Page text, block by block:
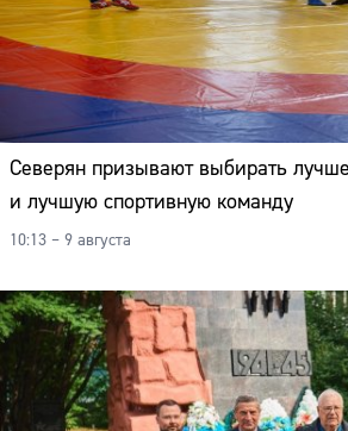
Северян призывают выбирать
и лучшую спортивную команду
10:13 – 9 августа